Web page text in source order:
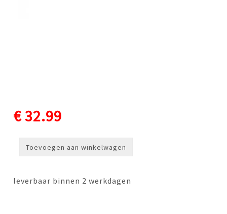
€ 32.99
Toevoegen aan winkelwagen
leverbaar binnen 2 werkdagen